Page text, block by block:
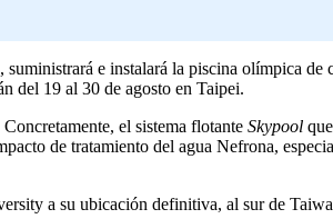
e instalará la piscina olímpica de
del 19 al 30 de agosto en Taipei.
el sistema flotante Skypool
de tratamiento del agua Nefrona,
a su ubicación definitiva, al sur de